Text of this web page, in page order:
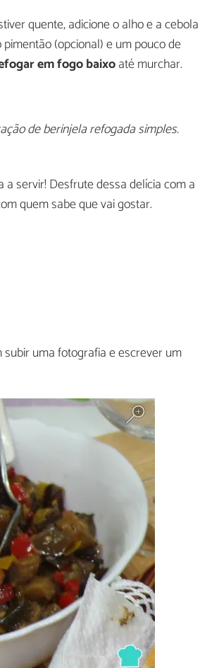
quente, adicione o alho e a cebola
(opcional) e um pouco de
em fogo baixoaté murchar.
de berinjela refogada simples.
servir! Desfrute dessa delícia com a
quem sabe que vai gostar.
uma fotografia e escrever um